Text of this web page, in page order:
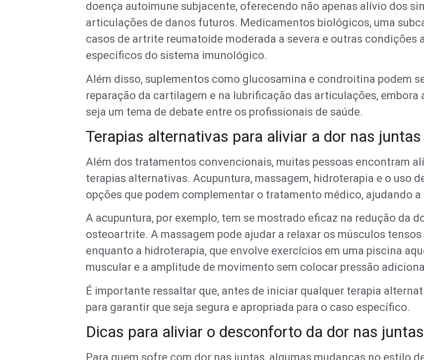
doença autoimune subjacente, oferecendo não apenas alívio dos
articulações de danos futuros. Medicamentos biológicos, uma
casos de artrite reumatoide moderada a severa e outras condições
específicos do sistema imunológico.
Além disso, suplementos como glucosamina e condroitina podem
reparação da cartilagem e na lubrificação das articulações, embora
seja um tema de debate entre os profissionais de saúde.
Terapias alternativas para aliviar a dor nas juntas
Além dos tratamentos convencionais, muitas pessoas encontram
terapias alternativas. Acupuntura, massagem, hidroterapia e o uso
opções que podem complementar o tratamento médico, ajudando
A acupuntura, por exemplo, tem se mostrado eficaz na redução da
osteoartrite. A massagem pode ajudar a relaxar os músculos
enquanto a hidroterapia, que envolve exercícios em uma piscina
muscular e a amplitude de movimento sem colocar pressão
É importante ressaltar que, antes de iniciar qualquer terapia
para garantir que seja segura e apropriada para o caso específico.
Dicas para aliviar o desconforto da dor nas juntas
Para quem sofre com dor nas juntas, algumas mudanças no estilo